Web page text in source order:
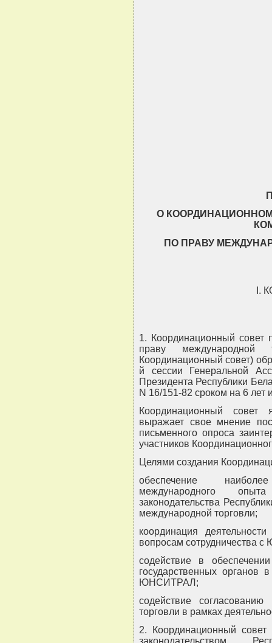
О
ПО ПРАВУ
I.
1. Координационный совет
праву
Координационный совет)
й сессии Генеральной
Президента Республики
N 16/151-82 сроком на 6 лет
Координационный совет
выражает свое мнение
письменного опроса
участников
Целями создания
обеспечение
международного
законодательства
международной торговли;
координация
вопросам сотрудничества
содействие в
государственных органов
ЮНСИТРАЛ;
содействие
торговли в рамках
2. Координационный совет
законодательством